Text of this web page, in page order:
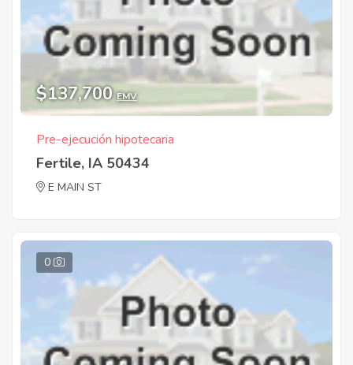
$137,700 EMV
Pre-ejecución hipotecaria
Fertile, IA 50434
E MAIN ST
0